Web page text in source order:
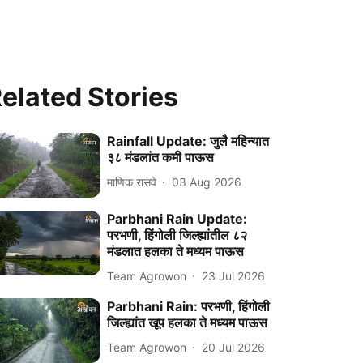
Stories
Rainfall Update: जुलै महिन्यात
३८ मंडलांत कमी पाऊस
माणिक रासवे 03 Aug 2026
Parbhani Rain Update:
परभणी, हिंगोली जिल्ह्यांतील ८२
मंडलात हलका ते मध्यम पाऊस
Team Agrowon 23 Jul 2026
Parbhani Rain: परभणी, हिंगोली
जिल्ह्यांत खूप हलका ते मध्यम पाऊस
Team Agrowon 20 Jul 2026